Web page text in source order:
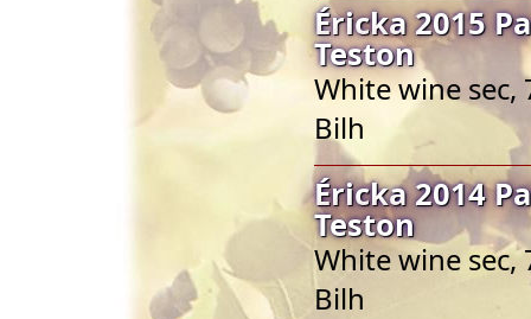
Éricka 2015
Teston
White wine sec,
Bilh
Éricka 2014
Teston
White wine sec,
Bilh